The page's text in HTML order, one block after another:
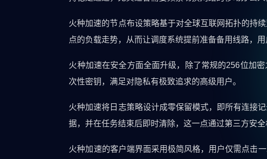
火种加速的节点布设策略基于对全球互联网拓扑的持
点的负载走势，从而让调度系统提前准备备用线路，
火种加速在安全方面全面升级，除了常规的256位加
次性密钥，满足对隐私有极致追求的高级用户。
火种加速将日志策略设计成零保留模式，即所有连接
据，并在任务结束后即时清除，这一点通过第三方安
火种加速的客户端界面采用极简风格，用户仅需点击